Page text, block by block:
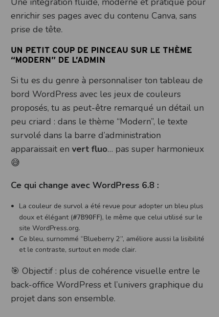
enrichir ses pages avec du contenu Canva, sans
prise de tête.
UN PETIT COUP DE PINCEAU SUR LE THÈME
“MODERN” DE L’ADMIN
Si tu es du genre à personnaliser ton tableau de
bord WordPress avec les jeux de couleurs
proposés, tu as peut-être remarqué un détail un
peu criard : dans le thème “Modern”, le texte
survolé dans la barre d’administration
apparaissait envert fluo… pas super harmonieux
😅
Ce qui change avec WordPress 6.8 :
La couleur de survol a été revue pour adopter un bleu plus
doux et élégant (#7B90FF), le même que celui utilisé sur le
site WordPress.org.
Ce bleu, surnommé “Blueberry 2”, améliore aussi la lisibilité
et le contraste, surtout en mode clair.
🎯 Objectif : plus de cohérence visuelle entre le
back-office WordPress et l’univers graphique du
projet dans son ensemble.